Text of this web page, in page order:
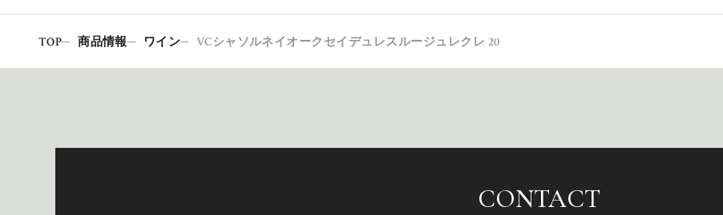
TOP 商品情報 ワイン VCシャソルネイオークセイデュレスルージュレクレ 20
CONTACT